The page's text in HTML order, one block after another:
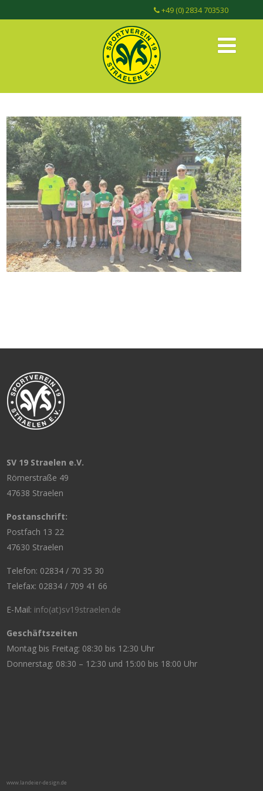
+49 (0) 2834 703530
SV 19 Straelen e.V.
Römerstraße 49
47638 Straelen
Postanschrift:
Postfach 13 22
47630 Straelen
Telefon: 02834 / 70 35 30
Telefax: 02834 / 709 41 66
E-Mail: info(at)sv19straelen.de
Geschäftszeiten
Montag bis Freitag: 08:30 bis 12:30 Uhr
Donnerstag: 08:30 – 12:30 und 15:00 bis 18:00 Uhr
www.landeier-design.de